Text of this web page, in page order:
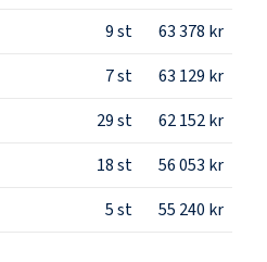
9st
63 378 kr
7st
63 129 kr
29st
62 152 kr
18st
56 053 kr
5st 55 240 kr